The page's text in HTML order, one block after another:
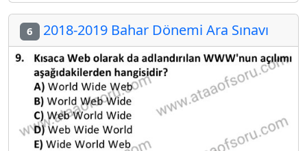
6 2018-2019 Bahar Dönemi Ara Sınavı